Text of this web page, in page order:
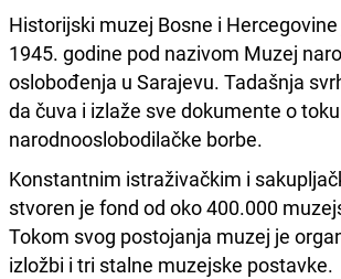
Historijski muzej Bosne i
1945. godine pod nazivom Muzej
oslobođenja u Sarajevu. Tadašnja
da čuva i izlaže sve dokumente o
narodnooslobodilačke borbe.
Konstantnim istraživačkim i
stvoren je fond od oko 400.000
Tokom svog postojanja muzej je
izložbi i tri stalne muzejske postavke.